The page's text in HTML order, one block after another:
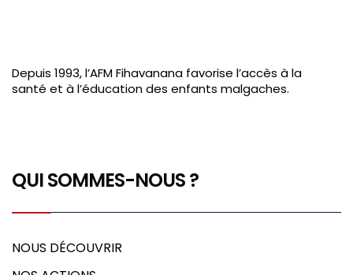
Depuis 1993, l’AFM Fihavanana favorise l’accès à la
santé et à l’éducation des enfants malgaches.
QUI SOMMES-NOUS ?
NOUS DÉCOUVRIR